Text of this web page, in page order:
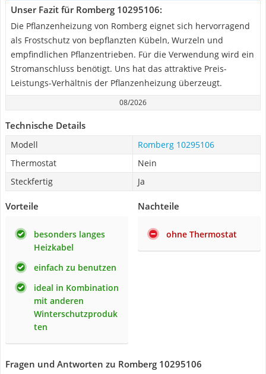
Unser Fazit für Romberg 10295106:
Die Pflanzenheizung von Romberg eignet sich hervorragend
als Frostschutz von bepflanzten Kübeln, Wurzeln und
empfindlichen Pflanzentrieben. Für die Verwendung wird ein
Stromanschluss benötigt. Uns hat das attraktive Preis-
Leistungs-Verhältnis der Pflanzenheizung überzeugt.
08/2026
Technische Details
Modell
Romberg 10295106
Thermostat
Nein
Steckfertig
Ja
Vorteile
besonders langes
Heizkabel
einfach zu benutzen
ideal in Kombination
mit anderen
Winterschutzproduk
ten
Nachteile
ohne Thermostat
Fragen und Antworten zu Romberg 10295106